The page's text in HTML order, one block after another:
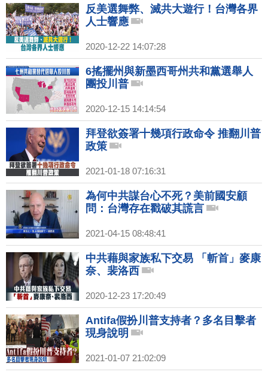
反美選舞弊、滅共大遊行！台灣各界
人士響應
2020-12-22 14:07:28
6搖擺州與新墨西哥州共和黨選舉人
團投川普
2020-12-15 14:14:54
拜登欲簽署十幾項行政命令 推翻川普
政策
2021-01-18 07:16:31
為何中共謀台心不死？美前國安顧
問：台灣存在戳破其謊言
2021-04-15 08:48:41
中共藉與家族私下交易 「斬首」麥康
奈、裴洛西
2020-12-23 17:20:49
Antifa假扮川普支持者？多名目擊者
現身說明
2021-01-07 21:02:09